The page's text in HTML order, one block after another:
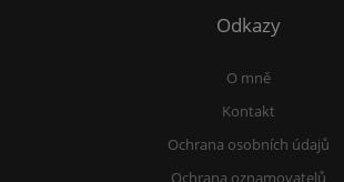
Odkazy
O mně
Kontakt
Ochrana osobních údajů
Ochrana oznamovatelů